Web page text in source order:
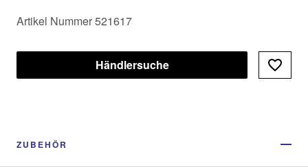
Artikel Nummer 521617
Händlersuche
ZUBEHÖR